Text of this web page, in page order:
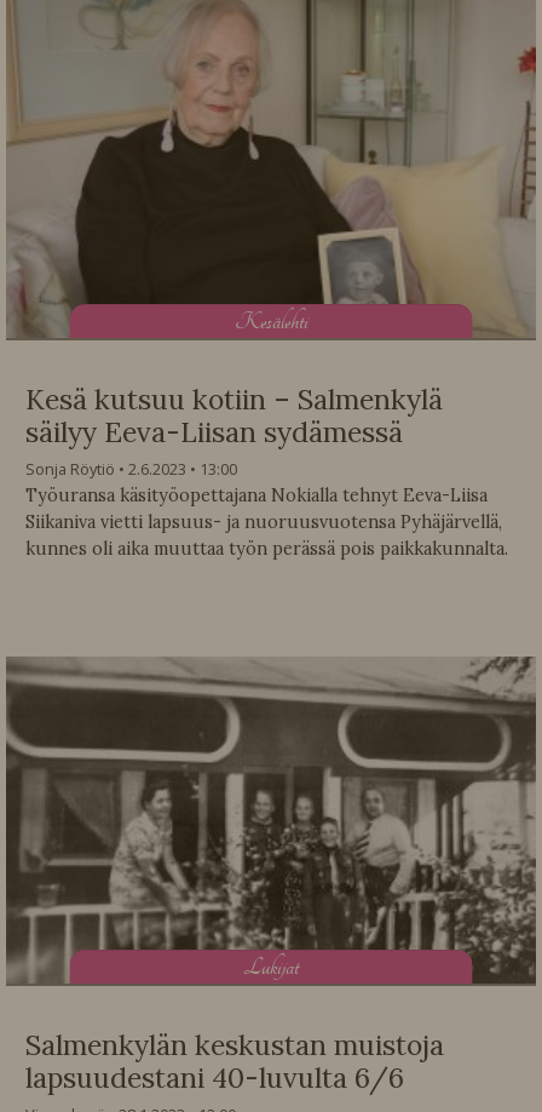
Kesälehti
Kesä kutsuu kotiin – Salmenkylä
säilyy Eeva-Liisan sydämessä
Sonja Röytiö 2.6.2023
13:00
Työuransa käsityöopettajana Nokialla tehnyt Eeva-Liisa
Siikaniva vietti lapsuus- ja nuoruusvuotensa Pyhäjärvellä,
kunnes oli aika muuttaa työn perässä pois paikkakunnalta.
Lukijat
Salmenkylän keskustan muistoja
lapsuudestani 40-luvulta 6/6